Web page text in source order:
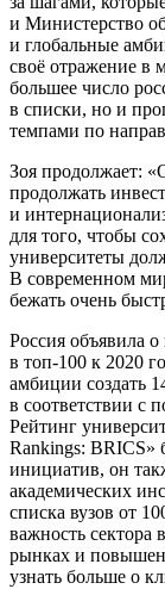
и Министерство
и глобальные
своё отражение в
большее число
в списки, но и
темпами по
Зоя продолжает:
продолжать
и
для того, чтобы
университеты
В современном
бежать очень
Россия объявила
в топ-100 к 2020
амбиции создать
в соответствии с
Рейтинг
Rankings: BRICS»
инициатив, он
академических
списка вузов от
важность сектора
рынках и
узнать больше о